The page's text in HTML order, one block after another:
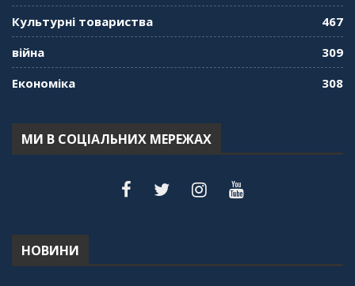
"Дзеркало діаспори". Випуск 8. Розмова з
Послом
"Дзеркало діаспори". Випуск 6. Можливості
Культурні товариства
467
війна
309
Економіка
308
МИ В СОЦІАЛЬНИХ МЕРЕЖАХ
НОВИНИ